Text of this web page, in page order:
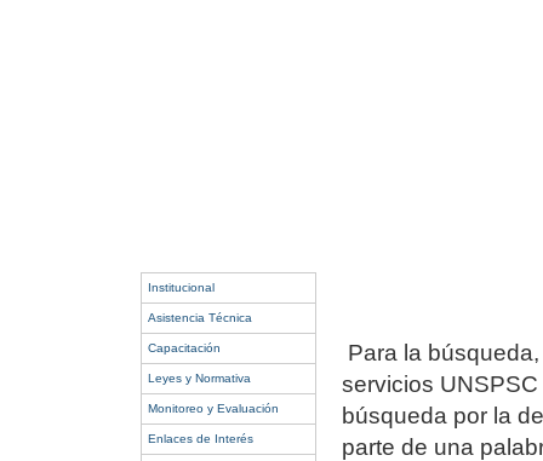
Institucional
Asistencia Técnica
Capacitación
Leyes y Normativa
Monitoreo y Evaluación
Enlaces de Interés
Para la
servicios
búsqueda por la
parte de una